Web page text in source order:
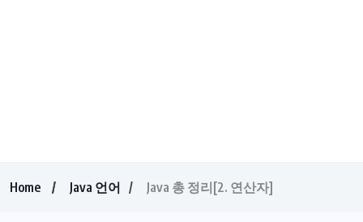
Home Java 언어 Java 총 정리[2. 연산자]